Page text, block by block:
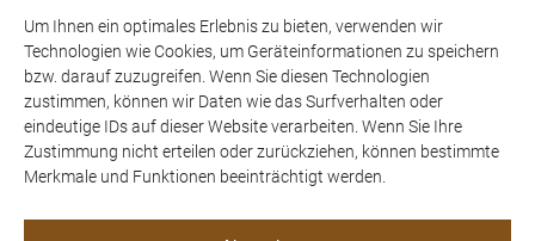
Um Ihnen ein optimales Erlebnis zu bieten, verwenden wir
Technologien wie Cookies, um Geräteinformationen zu speichern
bzw. darauf zuzugreifen. Wenn Sie diesen Technologien
zustimmen, können wir Daten wie das Surfverhalten oder
eindeutige IDs auf dieser Website verarbeiten. Wenn Sie Ihre
Zustimmung nicht erteilen oder zurückziehen, können bestimmte
Merkmale und Funktionen beeinträchtigt werden.
24 STUNDEN FÜR SIE DA
07475 / 52104
office@trauerhilfe-beer.at